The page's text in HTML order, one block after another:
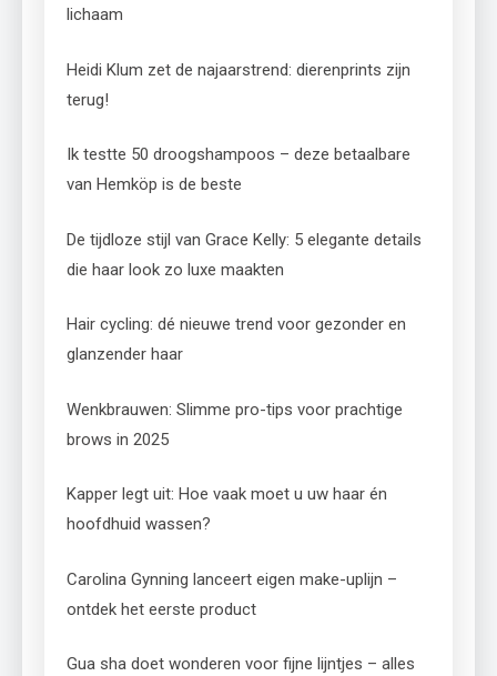
lichaam
Heidi Klum zet de najaarstrend: dierenprints zijn
terug!
Ik testte 50 droogshampoos – deze betaalbare
van Hemköp is de beste
De tijdloze stijl van Grace Kelly: 5 elegante details
die haar look zo luxe maakten
Hair cycling: dé nieuwe trend voor gezonder en
glanzender haar
Wenkbrauwen: Slimme pro-tips voor prachtige
brows in 2025
Kapper legt uit: Hoe vaak moet u uw haar én
hoofdhuid wassen?
Carolina Gynning lanceert eigen make-uplijn –
ontdek het eerste product
Gua sha doet wonderen voor fijne lijntjes – alles